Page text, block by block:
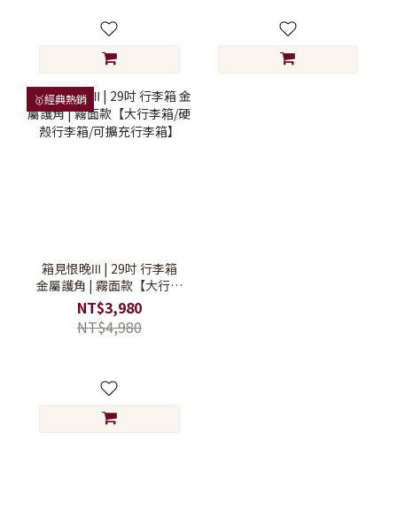
🥇經典熱銷
箱見恨晚Ⅲ | 29吋 行李箱
金屬護角 | 霧面款【大行李
箱/硬殼行李箱/可擴充行李
箱】
NT$3,980
NT$4,980